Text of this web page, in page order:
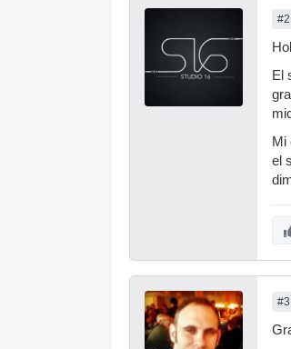
#2
El
Mi
el
#3